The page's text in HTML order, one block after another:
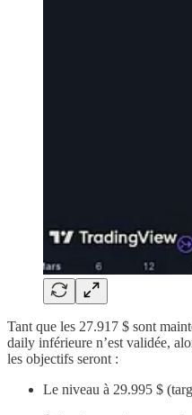
Tant que les 27.917 $ sont
daily inférieure n’est validée,
les objectifs seront :
Le niveau à 29.995 $